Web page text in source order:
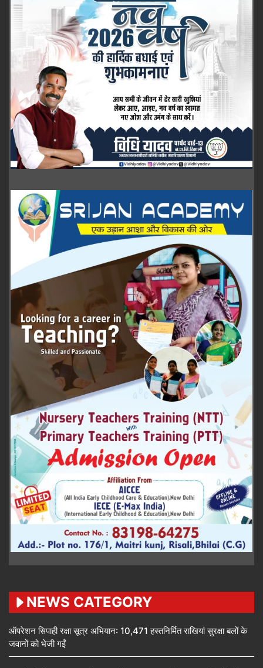
NEWS CATEGORY
ऑपरेशन सिपाही रक्षा सूत्र अभियान: 10,471 हस्तनिर्मित राखियां सुरक्षा बलों के
जवानों को भेजी गईं